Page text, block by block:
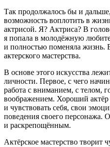
Так продолжалось бы и
возможность воплотить в
актрисой. Я? Актриса? В
я попала в молодёжную
и полностью поменяла жизнь.
актерского мастерства.
В основе этого искусства
личности. Первое, с чего
работа с вниманием, с телом,
воображением. Хороший
и чувствовать себя, свои
поведения своего
и раскрепощённым.
Актёрское мастерство творит